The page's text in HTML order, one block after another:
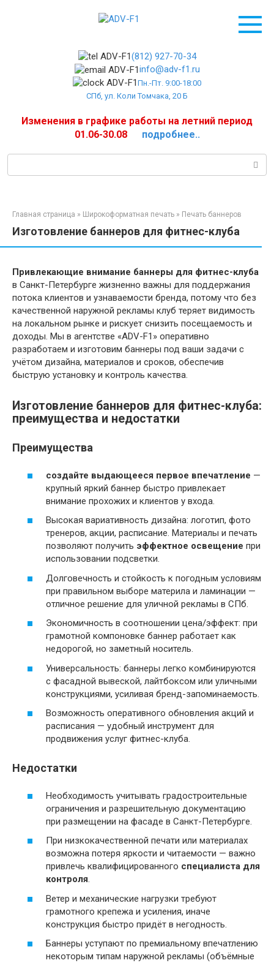
(812) 927-70-34
info@adv-f1.ru
Пн.-Пт. 9:00-18:00
СПб, ул. Коли Томчака, 20 Б
Изменения в графике работы на летний период
01.06-30.08 подробнее..
Поиск:
Главная страница » Широкоформатная печать » Печать баннеров
Изготовление баннеров для фитнес-клуба
Привлекающие внимание баннеры для фитнес-клуба
в Санкт-Петербурге жизненно важны для поддержания
потока клиентов и узнаваемости бренда, потому что без
качественной наружной рекламы клуб теряет видимость
на локальном рынке и рискует снизить посещаемость и
доходы. Мы в агентстве «ADV-F1» оперативно
разработаем и изготовим баннеры под ваши задачи с
учётом дизайна, материалов и сроков, обеспечив
быструю установку и контроль качества.
Изготовление баннеров для фитнес-клуба:
преимущества и недостатки
Преимущества
создайте выдающееся первое впечатление —
крупный яркий баннер быстро привлекает
внимание прохожих и клиентов у входа.
Высокая вариативность дизайна: логотип, фото
тренеров, акции, расписание. Материалы и печать
позволяют получить эффектное освещение при
использовании подсветки.
Долговечность и стойкость к погодным условиям
при правильном выборе материла и ламинации —
отличное решение для уличной рекламы в СПб.
Экономичность в соотношении цена/эффект: при
грамотной компоновке баннер работает как
недорогой, но заметный носитель.
Универсальность: баннеры легко комбинируются
с фасадной вывеской, лайтбоксом или уличными
конструкциями, усиливая бренд-запоминаемость.
Возможность оперативного обновления акций и
расписания — удобный инструмент для
продвижения услуг фитнес-клуба.
Недостатки
Необходимость учитывать градостроительные
ограничения и разрешительную документацию
при размещении на фасаде в Санкт-Петербурге.
При низкокачественной печати или материалах
возможна потеря яркости и читаемости — важно
привлечь квалифицированного специалиста для
контроля.
Ветер и механические нагрузки требуют
грамотного крепежа и усиления, иначе
конструкция быстро придёт в негодность.
Баннеры уступают по премиальному впечатлению
некоторым типам наружной рекламы (объёмные